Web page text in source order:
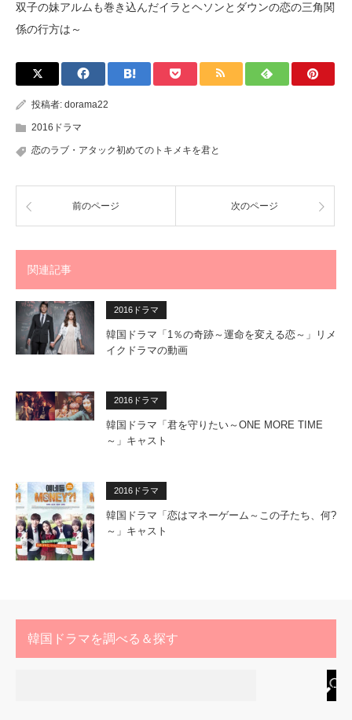
双子の妹アルムも巻き込んだイラとヘソンとダウンの恋の三角関
係の行方は～
投稿者: dorama22
2016ドラマ
恋のラブ・アタック初めてのトキメキを君と
前のページ 次のページ
関連記事
2016ドラマ
韓国ドラマ「1％の奇跡～運命を変える恋～」リメ
イクドラマの動画
2016ドラマ
韓国ドラマ「君を守りたい～ONE MORE TIME
～」キャスト
2016ドラマ
韓国ドラマ「恋はマネーゲーム～この子たち、何?
～」キャスト
韓国ドラマを調べる＆探す